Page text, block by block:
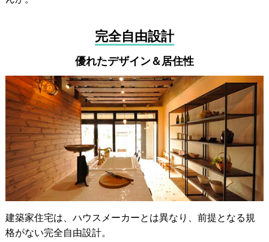
完全自由設計
優れたデザイン＆居住性
建築家住宅は、ハウスメーカーとは異なり、前提となる規
格がない完全自由設計。